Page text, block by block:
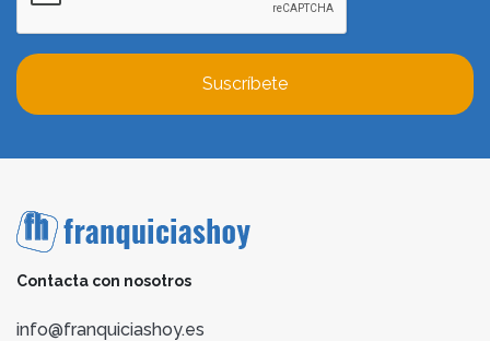
Suscríbete
Contacta con nosotros
info@franquiciashoy.es